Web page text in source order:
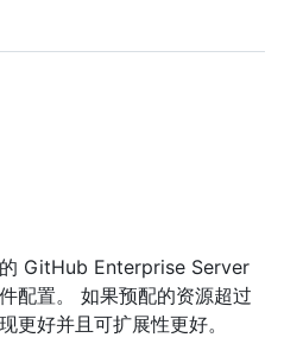
GitHub Enterprise Server
配置。 如果预配的资源超过
更好并且可扩展性更好。